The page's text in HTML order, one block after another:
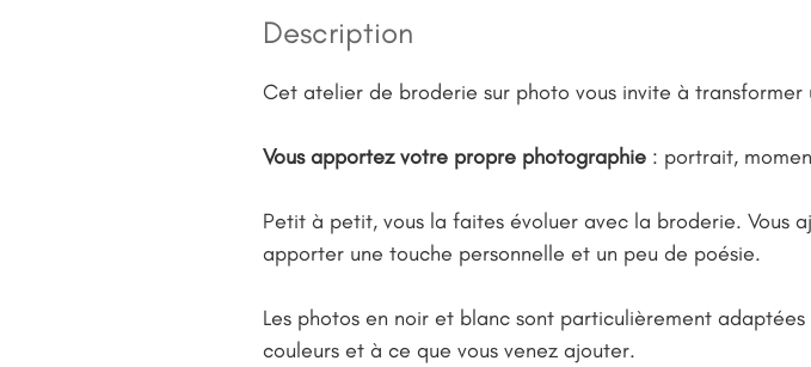
Description
Cet atelier de broderie sur photo vous invite à transformer
Vous apportez votre propre photographie : portrait,
Petit à petit, vous la faites évoluer avec la broderie. Vous
apporter une touche personnelle et un peu de poésie.
Les photos en noir et blanc sont particulièrement
couleurs et à ce que vous venez ajouter.